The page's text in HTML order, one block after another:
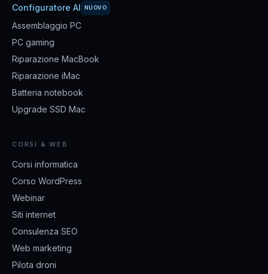
Configuratore AI NUOVO
Assemblaggio PC
PC gaming
Riparazione MacBook
Riparazione iMac
Batteria notebook
Upgrade SSD Mac
CORSI & WEB
Corsi informatica
Corso WordPress
Webinar
Siti internet
Consulenza SEO
Web marketing
Pilota droni